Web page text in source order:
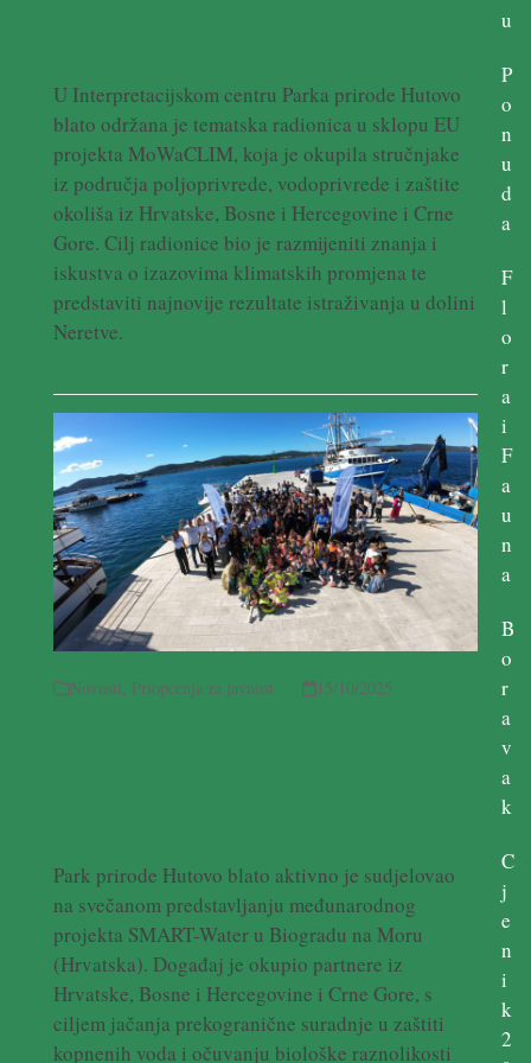
U Interpretacijskom centru Parka prirode Hutovo
blato održana je tematska radionica u sklopu EU
projekta MoWaCLIM, koja je okupila stručnjake
iz područja poljoprivrede, vodoprivrede i zaštite
okoliša iz Hrvatske, Bosne i Hercegovine i Crne
Gore. Cilj radionice bio je razmijeniti znanja i
iskustva o izazovima klimatskih promjena te
predstaviti najnovije rezultate istraživanja u dolini
Neretve.
Novosti, Priopćenja za javnost 15/10/2025
Park prirode Hutovo blato aktivno je sudjelovao
na svečanom predstavljanju međunarodnog
projekta SMART-Water u Biogradu na Moru
(Hrvatska). Događaj je okupio partnere iz
Hrvatske, Bosne i Hercegovine i Crne Gore, s
ciljem jačanja prekogranične suradnje u zaštiti
kopnenih voda i očuvanju biološke raznolikosti
u
P
o
n
u
d
a
F
l
o
r
a
i
F
a
u
n
a
B
o
r
a
v
a
k
C
j
e
n
i
k
2